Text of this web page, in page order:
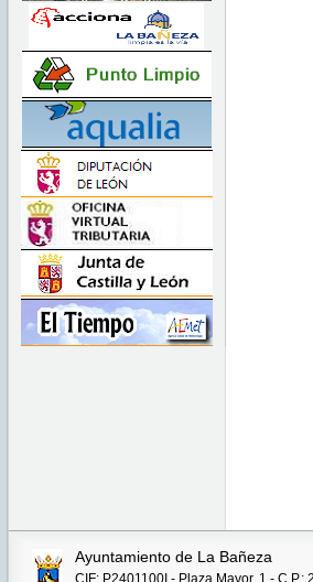
Ayuntamiento de La Bañeza
CIF: P2401100I - Plaza Mayor, 1 -